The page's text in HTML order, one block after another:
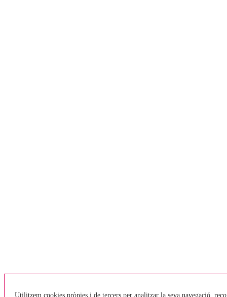
Utilitzem cookies pròpies i de tercers per analitzar la seva navegació,